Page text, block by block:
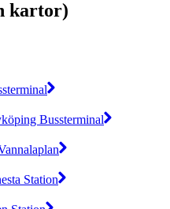
kartor)
Bussterminal
Station